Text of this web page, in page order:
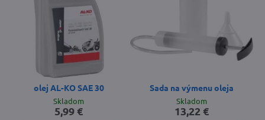
olej AL-KO SAE 30
Skladom
5,99 €
Sada na výmenu oleja
Skladom
13,22 €